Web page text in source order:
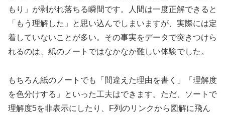
もり」が剥がれ落ちる瞬間です。人間は一度正解できると
「もう理解した」と思い込んでしまいますが、実際には定
着していないことが多い。その事実をデータで突きつけら
れるのは、紙のノートではなかなか難しい体験でした。
もちろん紙のノートでも「間違えた理由を書く」「理解度
を色分けする」といった工夫はできます。ただ、ソートで
理解度5を非表示にしたり、F列のリンクから図解に飛ん